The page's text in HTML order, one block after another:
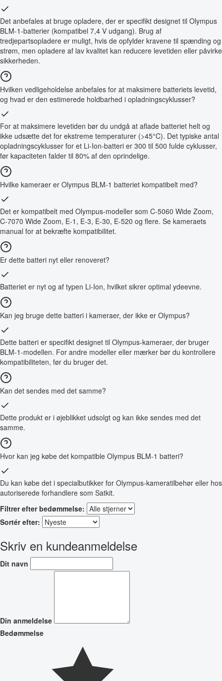
Det anbefales at bruge opladere, der er specifikt designet til Olympus
BLM-1-batterier (kompatibel 7,4 V udgang). Brug af
tredjepartsopladere er muligt, hvis de opfylder kravene til spænding og
strøm, men opladere af lav kvalitet kan reducere levetiden eller påvirke
sikkerheden.
Hvilken vedligeholdelse anbefales for at maksimere batteriets levetid,
og hvad er den estimerede holdbarhed i opladningscyklusser?
For at maksimere levetiden bør du undgå at aflade batteriet helt og
ikke udsætte det for ekstreme temperaturer (>45°C). Det typiske antal
opladningscyklusser for et Li-Ion-batteri er 300 til 500 fulde cyklusser,
før kapaciteten falder til 80% af den oprindelige.
Hvilke kameraer er Olympus BLM-1 batteriet kompatibelt med?
Det er kompatibelt med Olympus-modeller som C-5060 Wide Zoom,
C-7070 Wide Zoom, E-1, E-3, E-30, E-520 og flere. Se kameraets
manual for at bekræfte kompatibilitet.
Er dette batteri nyt eller renoveret?
Batteriet er nyt og af typen Li-Ion, hvilket sikrer optimal ydeevne.
Kan jeg bruge dette batteri i kameraer, der ikke er Olympus?
Dette batteri er specifikt designet til Olympus-kameraer, der bruger
BLM-1-modellen. For andre modeller eller mærker bør du kontrollere
kompatibiliteten, før du bruger det.
Kan det sendes med det samme?
Dette produkt er i øjeblikket udsolgt og kan ikke sendes med det
samme.
Hvor kan jeg købe det kompatible Olympus BLM-1 batteri?
Du kan købe det i specialbutikker for Olympus-kameratilbehør eller hos
autoriserede forhandlere som Satkit.
Filtrer efter bedømmelse:
Sortér efter:
Skriv en kundeanmeldelse
Dit navn
Din anmeldelse
Bedømmelse